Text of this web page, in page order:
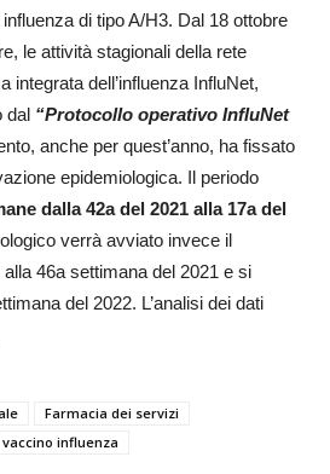
di tipo A/H3. Dal 18 ottobre
le attività stagionali della rete
integrata dell’influenza InfluNet,
dal “Protocollo operativo InfluNet
anche per quest’anno, ha fissato
epidemiologica. Il periodo
dalla 42a del 2021 alla 17a del
verrà avviato invece il
46a settimana del 2021 e si
del 2022. L’analisi dei dati
Farmacia dei servizi
vaccino influenza